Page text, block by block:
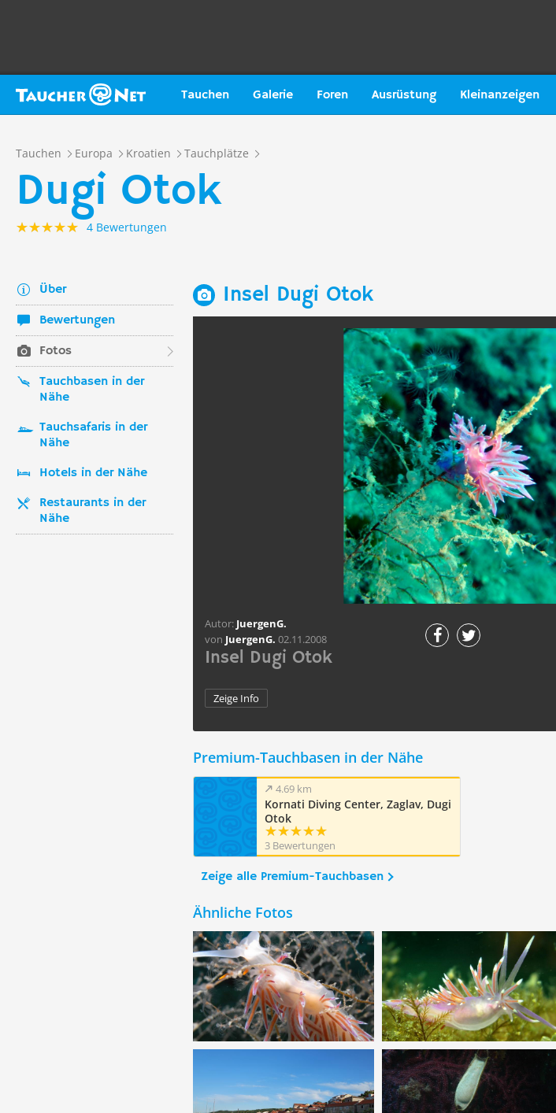
Tauchen Galerie Foren Ausrüstung Kleinanzeigen
Tauchen Europa Kroatien Tauchplätze
Dugi Otok
4 Bewertungen
Über
Bewertungen
Fotos
Tauchbasen in der
Nähe
Tauchsafaris in der
Nähe
Hotels in der Nähe
Restaurants in der
Nähe
Insel Dugi Otok
Autor: JuergenG.
von JuergenG. 02.11.2008
Insel Dugi Otok
Zeige Info
Premium-Tauchbasen in der Nähe
4.69 km
Kornati Diving Center, Zaglav, Dugi
Otok
3 Bewertungen
Zeige alle Premium-Tauchbasen
Ähnliche Fotos